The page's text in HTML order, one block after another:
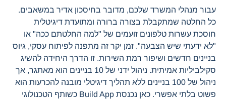
עבור מנהלי המשרד שלכם, מדובר בחיסכון אדיר במשאבים.
כל החלטה שמתקבלת בצורה ברורה ומתועדת דיגיטלית
חוסכת עשרות טלפונים זועמים של "למה החלטתם ככה" או
"לא ידעתי שיש הצבעה". זמן יקר זה מתפנה לפיתוח עסקי, גיוס
בניינים חדשים ושיפור רמת השירות. זו הדרך היחידה להשיג
סקילביליות אמיתית. ניהול ידני של 10 בניינים הוא מאתגר, אך
ניהול של 100 בניינים ללא תהליך דיגיטלי מובנה להכרעות הוא
פשוט בלתי אפשרי. כאן נכנסת Build App כשותף הטכנולוגי